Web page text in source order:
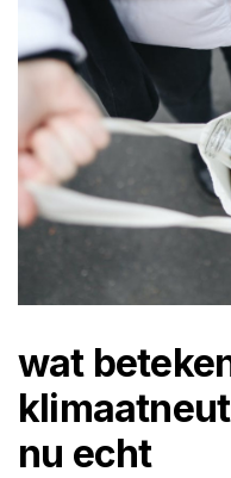
wat
nu echt